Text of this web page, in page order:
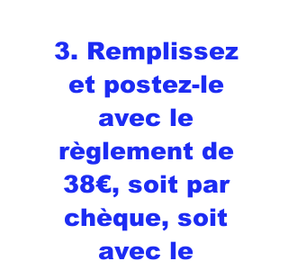
3. Remplissez
et postez-le
avec le
règlement de
38€, soit par
chèque, soit
avec le